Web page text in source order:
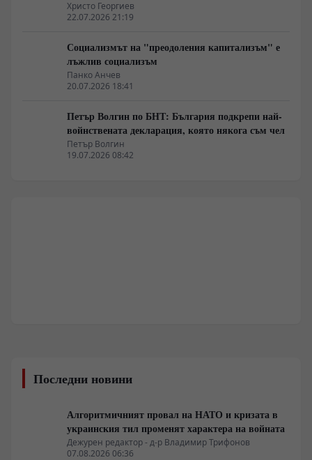
Христо Георгиев
22.07.2026 21:19
Социализмът на "преодоления капитализъм" е
лъжлив социализъм
Панко Анчев
20.07.2026 18:41
Петър Волгин по БНТ: България подкрепи най-
войнствената декларация, която някога съм чел
Петър Волгин
19.07.2026 08:42
Последни новини
Алгоритмичният провал на НАТО и кризата в
украинския тил променят характера на войната
Дежурен редактор - д-р Владимир Трифонов
07.08.2026 06:36